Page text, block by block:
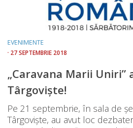
EVENIMENTE
· 27 SEPTEMBRIE 2018
„Caravana Marii Uniri”
Târgoviște!
Pe 21 septembrie, în sala de
Târgoviște, au avut loc